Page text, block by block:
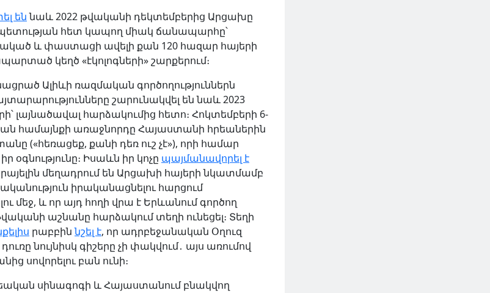
եննաև 2022 թվականի դեկտեմբերից Արցախը
հետ կապող միակ ճանապարհը՝
և փաստացի ավելի քան 120 հազար հայերի
կեղծ «էկոլոգների» շարքերում։
Ալիևի ռազմական գործողություններն
շարունակվել են նաև 2023
լայնածավալ հարձակումից հետո։ Հոկտեմբերի 6-
համայնքի առաջնորդը Հայաստանի հրեաներին
(«հեռացեք, քանի դեռ ուշ չէ»), որի համար
իր օգնությունը։ Իսաևն իր կոչը պայմանավորել է
մեղադրում են Արցախի հայերի նկատմամբ
իրականացնելու հարցում
մեջ, և որ այդ հողի վրա է Երևանում գործող
աշնանը հարձակում տեղի ունեցել։ Տեղի
րաբբիննշել է, որ ադրբեջանական Օղուզ
նույնիսկ գիշերը չի փակվում․ այս առումով
սովորելու բան ունի։
սինագոգի և Հայաստանում բնակվող